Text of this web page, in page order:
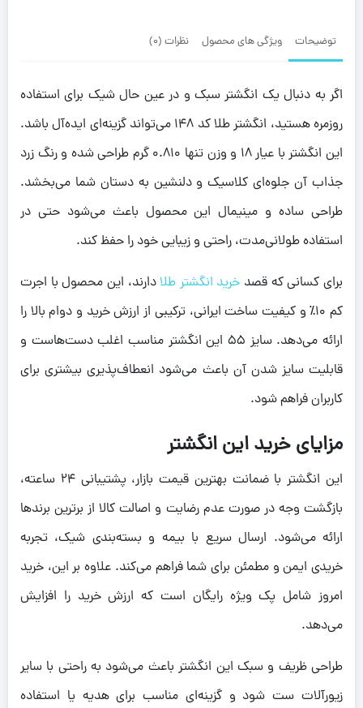
توضیحات ویژگی های محصول نظرات (0)
اگر به دنبال یک انگشتر سبک و در عین حال شیک برای استفاده
روزمره هستید، انگشتر طلا کد ۱۴۸ می‌تواند گزینه‌ای ایده‌آل باشد.
این انگشتر با عیار ۱۸ و وزن تنها ۰.۸۱۰ گرم طراحی شده و رنگ زرد
جذاب آن جلوه‌ای کلاسیک و دلنشین به دستان شما می‌بخشد.
طراحی ساده و مینیمال این محصول باعث می‌شود حتی در
استفاده طولانی‌مدت، راحتی و زیبایی خود را حفظ کند.
برای کسانی که قصد خرید انگشتر طلا دارند، این محصول با اجرت
کم ۱۰٪ و کیفیت ساخت ایرانی، ترکیبی از ارزش خرید و دوام بالا را
ارائه می‌دهد. سایز ۵۵ این انگشتر مناسب اغلب دست‌هاست و
قابلیت سایز شدن آن باعث می‌شود انعطاف‌پذیری بیشتری برای
کاربران فراهم شود.
مزایای خرید این انگشتر
این انگشتر با ضمانت بهترین قیمت بازار، پشتیبانی ۲۴ ساعته،
بازگشت وجه در صورت عدم رضایت و اصالت کالا از برترین برندها
ارائه می‌شود. ارسال سریع با بیمه و بسته‌بندی شیک، تجربه
خریدی ایمن و مطمئن برای شما فراهم می‌کند. علاوه بر این، خرید
امروز شامل پک ویژه رایگان است که ارزش خرید را افزایش
می‌دهد.
طراحی ظریف و سبک این انگشتر باعث می‌شود به راحتی با سایر
زیورآلات ست شود و گزینه‌ای مناسب برای هدیه یا استفاده